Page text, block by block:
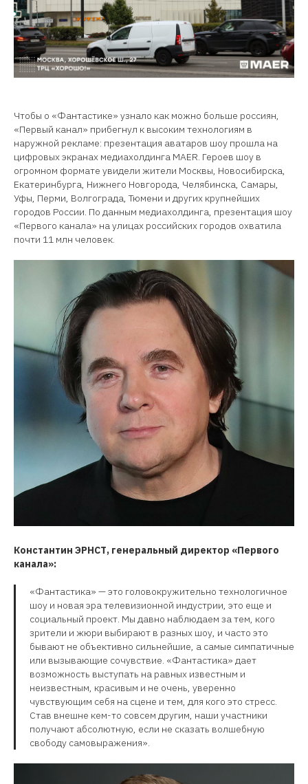
Чтобы о «Фантастике» узнало как можно больше россиян,
«Первый канал» прибегнул к высоким технологиям в
наружной рекламе: презентация аватаров шоу прошла на
цифровых экранах медиахолдинга MAER. Героев шоу в
огромном формате увидели жители Москвы, Новосибирска,
Екатеринбурга, Нижнего Новгорода, Челябинска, Самары,
Уфы, Перми, Волгограда, Тюмени и других крупнейших
городов России. По данным медиахолдинга, презентация шоу
«Первого канала» на улицах российских городов охватила
почти 11 млн человек.
Константин ЭРНСТ, генеральный директор «Первого
канала»:
«Фантастика» — это головокружительно технологичное
шоу и новая эра телевизионной индустрии, это еще и
социальный проект. Мы давно наблюдаем за тем, кого
зрители и жюри выбирают в разных шоу, и часто это
бывают не объективно сильнейшие, а самые симпатичные
или вызывающие сочувствие. «Фантастика» дает
возможность выступать на равных известным и
неизвестным, красивым и не очень, уверенно
чувствующим себя на сцене и тем, для кого это стресс.
Став внешне кем-то совсем другим, наши участники
получают абсолютную, если не сказать волшебную
свободу самовыражения».